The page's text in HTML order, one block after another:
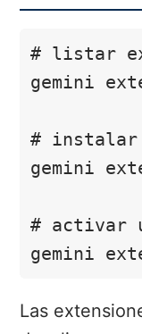
# listar
gemini
# instalar
gemini
# activar
gemini
Las